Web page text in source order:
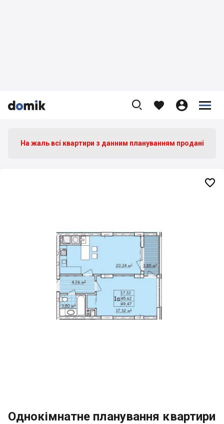


    


На жаль всі квартири з данним плануванням продані
Однокімнатне планування квартири
